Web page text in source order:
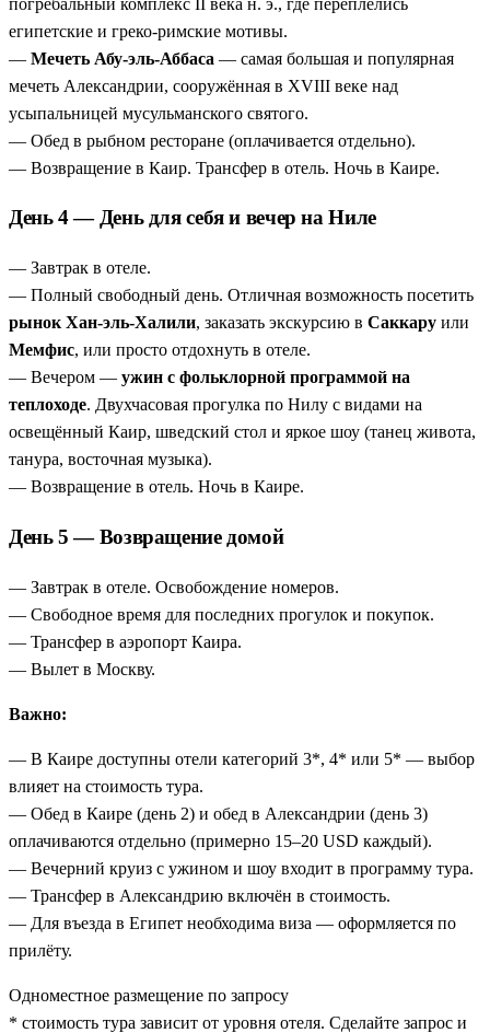
египетские и греко-римские мотивы.
— Мечеть Абу-эль-Аббаса — самая большая и популярная
мечеть Александрии, сооружённая в XVIII веке над
усыпальницей мусульманского святого.
— Обед в рыбном ресторане (оплачивается отдельно).
— Возвращение в Каир. Трансфер в отель. Ночь в Каире.
День 4 — День для себя и вечер на Ниле
— Завтрак в отеле.
— Полный свободный день. Отличная возможность посетить
рынок Хан-эль-Халили, заказать экскурсию в Саккару или
Мемфис, или просто отдохнуть в отеле.
— Вечером — ужин с фольклорной программой на
теплоходе. Двухчасовая прогулка по Нилу с видами на
освещённый Каир, шведский стол и яркое шоу (танец живота,
танура, восточная музыка).
— Возвращение в отель. Ночь в Каире.
День 5 — Возвращение домой
— Завтрак в отеле. Освобождение номеров.
— Свободное время для последних прогулок и покупок.
— Трансфер в аэропорт Каира.
— Вылет в Москву.
Важно:
— В Каире доступны отели категорий 3*, 4* или 5* — выбор
влияет на стоимость тура.
— Обед в Каире (день 2) и обед в Александрии (день 3)
оплачиваются отдельно (примерно 15–20 USD каждый).
— Вечерний круиз с ужином и шоу входит в программу тура.
— Трансфер в Александрию включён в стоимость.
— Для въезда в Египет необходима виза — оформляется по
прилёту.
Одноместное размещение по запросу
* стоимость тура зависит от уровня отеля. Сделайте запрос и